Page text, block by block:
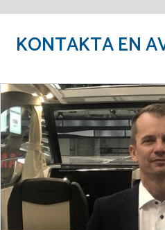
KONTAKTA EN